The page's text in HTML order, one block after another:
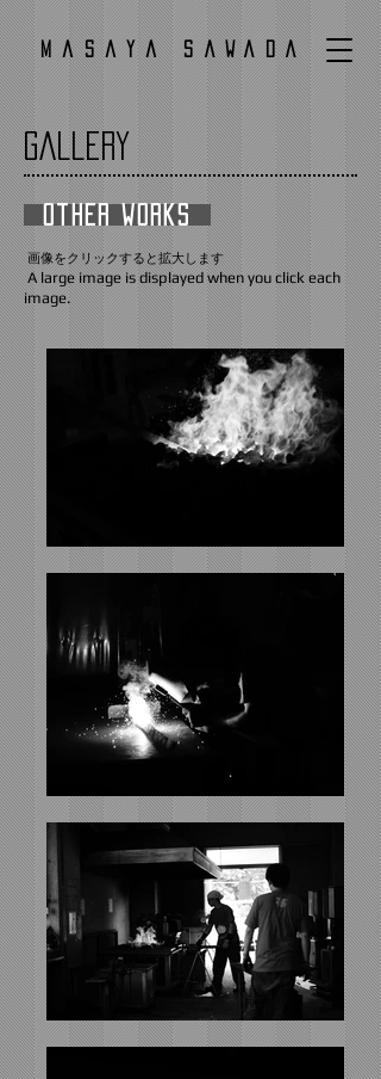
Masaya SAWADA
Gallery
Other Works
画像をクリックすると拡大します
A large image is displayed when you click each
image.